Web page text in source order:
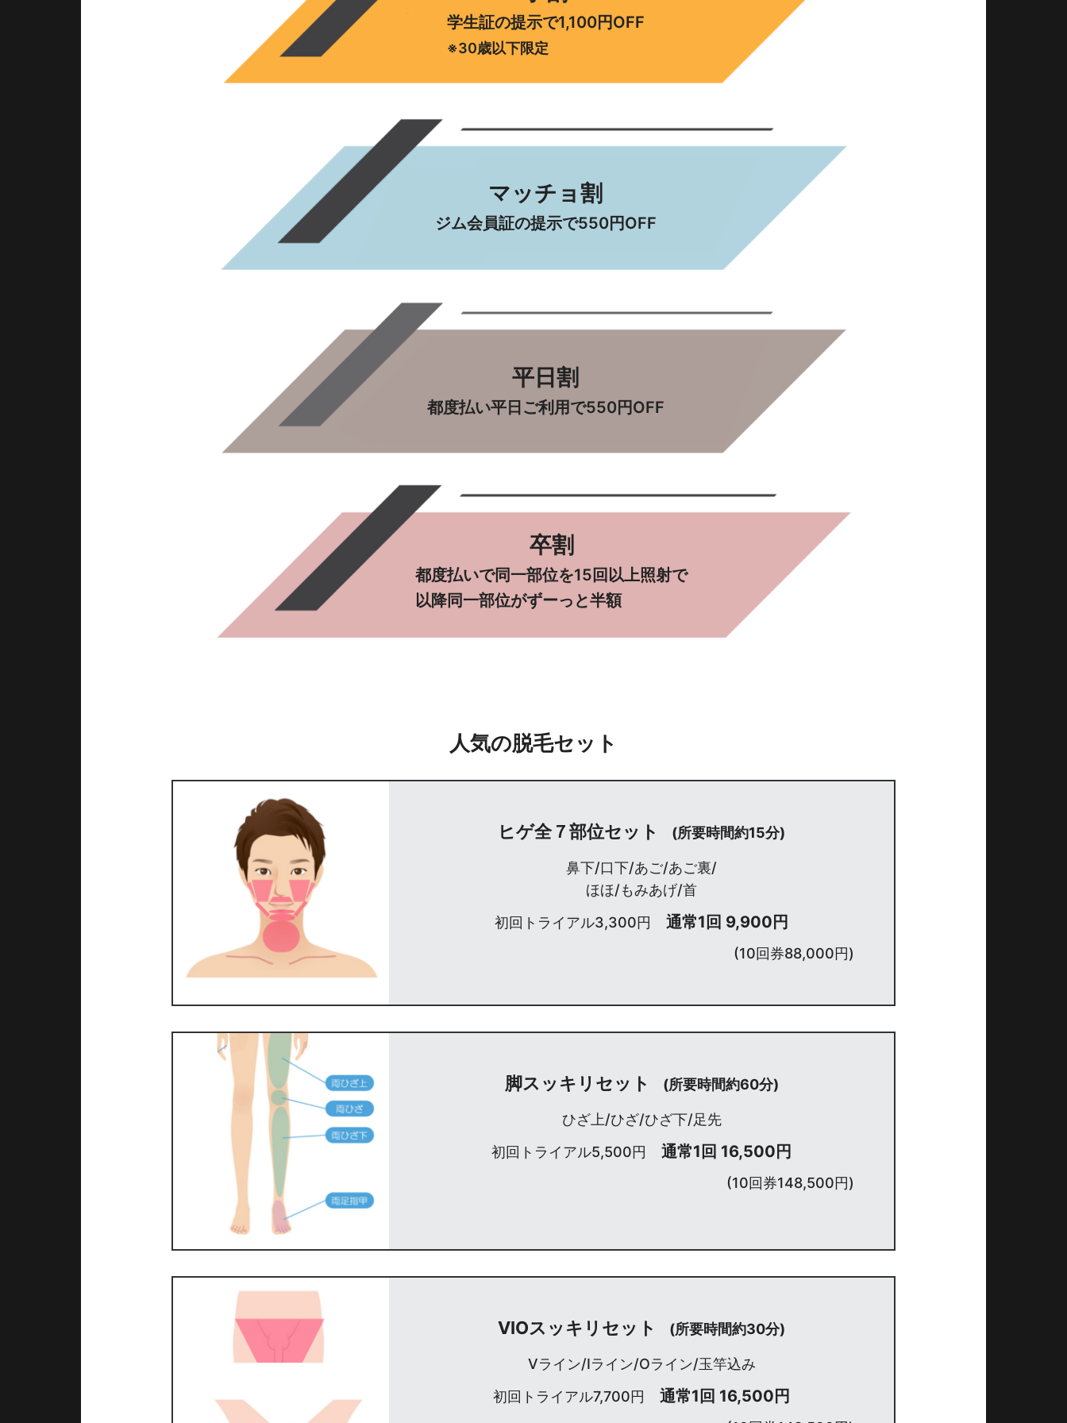
学生証の提示で1,100円OFF
※30歳以下限定
マッチョ割
ジム会員証の提示で550円OFF
平日割
都度払い平日ご利用で550円OFF
卒割
都度払いで同一部位を15回以上照射で
以降同一部位がずーっと半額
人気の脱毛セット
ヒゲ全７部位セット (所要時間約15分)
鼻下/口下/あご/あご裏/
ほほ/もみあげ/首
初回トライアル3,300円
通常1回 9,900円
(10回券88,000円)
脚スッキリセット (所要時間約60分)
ひざ上/ひざ/ひざ下/足先
初回トライアル5,500円
通常1回 16,500円
(10回券148,500円)
VIOスッキリセット (所要時間約30分)
Vライン/Iライン/Oライン/玉竿込み
初回トライアル7,700円
通常1回 16,500円